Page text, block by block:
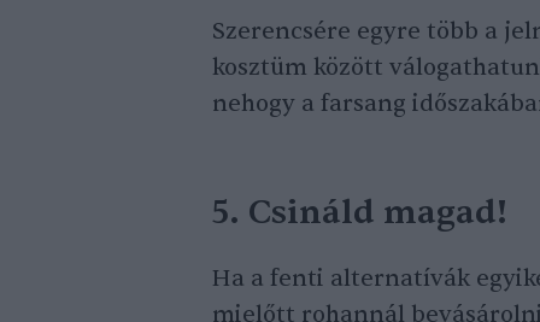
Szerencsére egyre több a
kosztüm között
nehogy a farsang
5. Csináld magad!
Ha a fenti alternatívák
mielőtt rohannál